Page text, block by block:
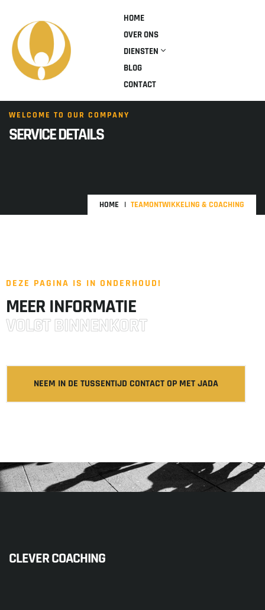
HOME
OVER ONS
DIENSTEN
BLOG
CONTACT
WELCOME TO OUR COMPANY
SERVICE DETAILS
HOME TEAMONTWIKKELING & COACHING
DEZE PAGINA IS IN ONDERHOUD!
MEER INFORMATIE
VOLGT BINNENKORT
NEEM IN DE TUSSENTIJD CONTACT OP MET JADA
CLEVER COACHING